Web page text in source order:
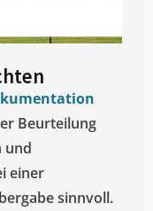
Beurteilung
und
einer
sinnvoll.